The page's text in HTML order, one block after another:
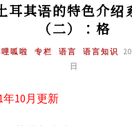
耳其语的特色介绍
（二）：格
呱啦 专栏 语言 语言知识
日
年10月更新